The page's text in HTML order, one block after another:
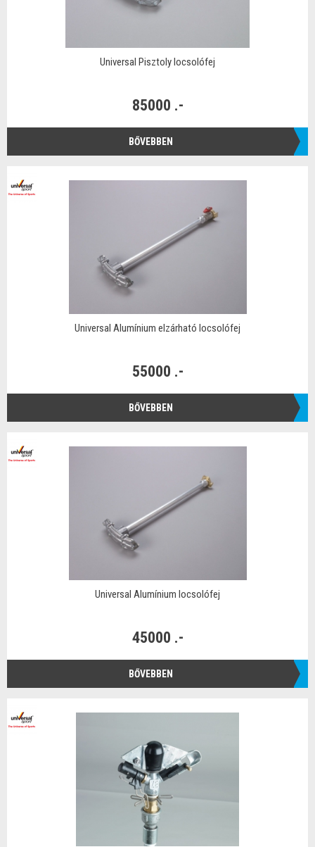
Universal Pisztoly locsolófej
85000 .-
BŐVEBBEN
Universal Alumínium elzárható locsolófej
55000 .-
BŐVEBBEN
Universal Alumínium locsolófej
45000 .-
BŐVEBBEN